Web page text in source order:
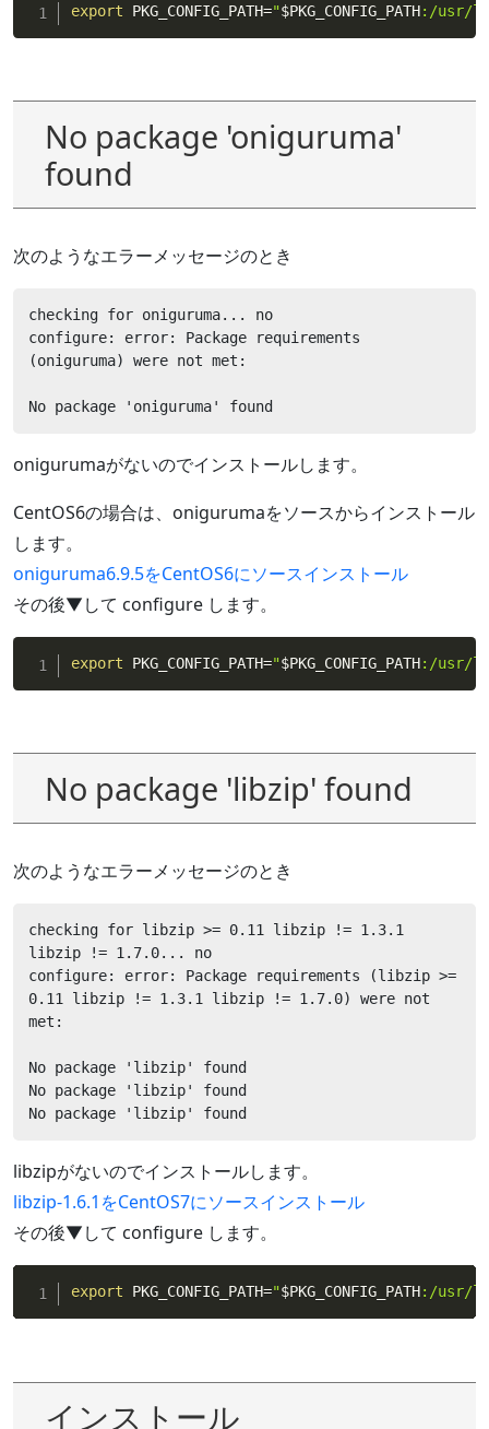
export PKG_CONFIG_PATH="$PKG_CONFIG_PATH:/usr/
No package 'oniguruma'
found
次のようなエラーメッセージのとき
checking for oniguruma... no
configure: error: Package requirements
(oniguruma) were not met:
No package 'oniguruma' found
onigurumaがないのでインストールします。
CentOS6の場合は、onigurumaをソースからインストール
します。
oniguruma6.9.5をCentOS6にソースインストール
その後▼して configure します。
export PKG_CONFIG_PATH="$PKG_CONFIG_PATH:/usr/
No package 'libzip' found
次のようなエラーメッセージのとき
checking for libzip >= 0.11 libzip != 1.3.1
libzip != 1.7.0... no
configure: error: Package requirements (libzip >=
0.11 libzip != 1.3.1 libzip != 1.7.0) were not
met:
No package 'libzip' found
No package 'libzip' found
No package 'libzip' found
libzipがないのでインストールします。
libzip-1.6.1をCentOS7にソースインストール
その後▼して configure します。
export PKG_CONFIG_PATH="$PKG_CONFIG_PATH:/usr/
インストール